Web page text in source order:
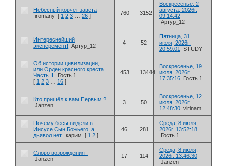
Небесный ковчег завета
iromany [ 1 2 3 26 ] 760 3152
Воскресенье, 2
августа, 2026г.
09:14:42
Артур_12
Интереснейший
эксперемент!
Артур_12 4 52
Пятница, 31
июля, 2026г.
20:59:01
STUDY
Об истории цивилизации,
или Орден красного креста.
Часть II.
Гость 1
[ 1 2 3 16 ]
453 13444
Воскресенье, 19
июля, 2026г.
17:35:16
Гость 1
Кто пришёл к вам Первым ?
Janzen
3 50
Воскресенье, 12
июля, 2026г.
12:48:30 virinam
Почему бесы видели в
Иисусе Сын Божьего, а
дьявол нет.
карим [ 1 2 ]
46 281
Среда, 8 июля,
2026г. 13:52:18
Гость 1
Слово возрождения .
Janzen
17 114
Среда, 8 июля,
2026г. 13:46:30
Janzen